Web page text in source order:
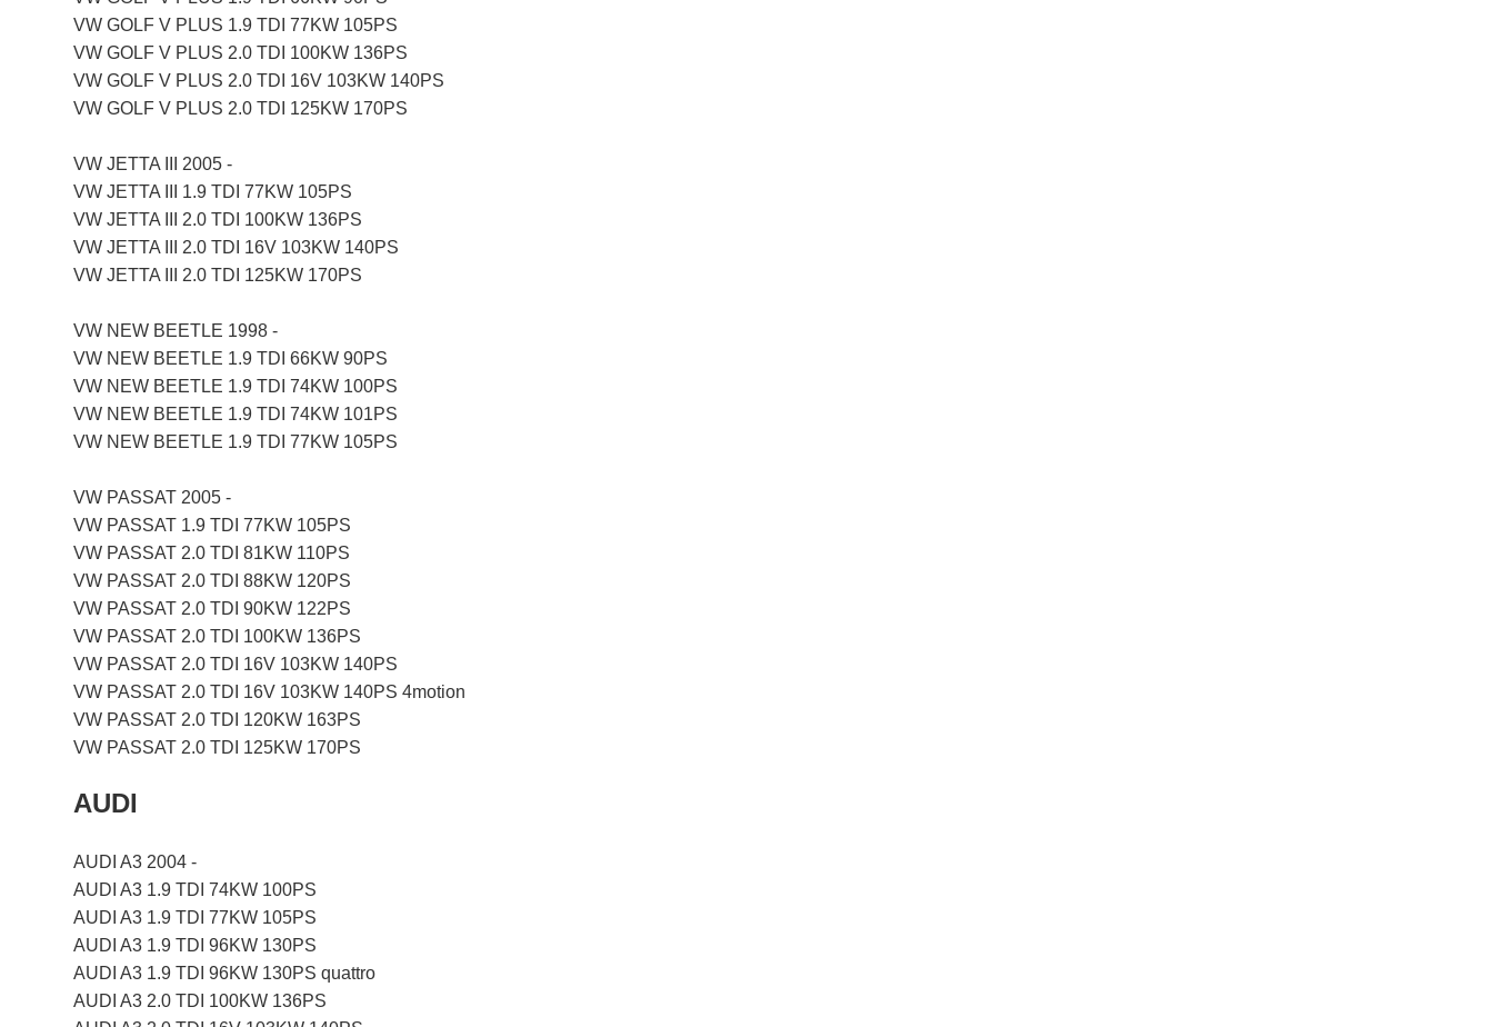
VW GOLF V PLUS 1.9 TDI 77KW 105PS
VW GOLF V PLUS 2.0 TDI 100KW 136PS
VW GOLF V PLUS 2.0 TDI 16V 103KW 140PS
VW GOLF V PLUS 2.0 TDI 125KW 170PS
VW JETTA III 2005 -
VW JETTA III 1.9 TDI 77KW 105PS
VW JETTA III 2.0 TDI 100KW 136PS
VW JETTA III 2.0 TDI 16V 103KW 140PS
VW JETTA III 2.0 TDI 125KW 170PS
VW NEW BEETLE 1998 -
VW NEW BEETLE 1.9 TDI 66KW 90PS
VW NEW BEETLE 1.9 TDI 74KW 100PS
VW NEW BEETLE 1.9 TDI 74KW 101PS
VW NEW BEETLE 1.9 TDI 77KW 105PS
VW PASSAT 2005 -
VW PASSAT 1.9 TDI 77KW 105PS
VW PASSAT 2.0 TDI 81KW 110PS
VW PASSAT 2.0 TDI 88KW 120PS
VW PASSAT 2.0 TDI 90KW 122PS
VW PASSAT 2.0 TDI 100KW 136PS
VW PASSAT 2.0 TDI 16V 103KW 140PS
VW PASSAT 2.0 TDI 16V 103KW 140PS 4motion
VW PASSAT 2.0 TDI 120KW 163PS
VW PASSAT 2.0 TDI 125KW 170PS
AUDI
AUDI A3 2004 -
AUDI A3 1.9 TDI 74KW 100PS
AUDI A3 1.9 TDI 77KW 105PS
AUDI A3 1.9 TDI 96KW 130PS
AUDI A3 1.9 TDI 96KW 130PS quattro
AUDI A3 2.0 TDI 100KW 136PS